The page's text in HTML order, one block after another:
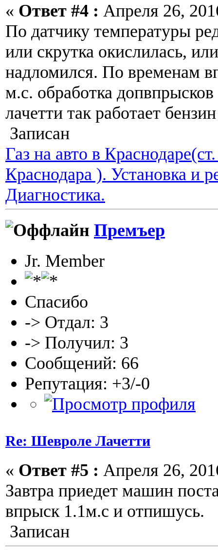
« Ответ #4 : Апреля 26,
По датчику температуры
или скрутка окислилась,
надломился. По временам
м.с. обработка
лачетти так работает бензин
Записан
Газ на авто в
Краснодара ). Установка и
Диагностика.
Премъер
Jr. Member
Спасибо
-> Отдал: 3
-> Получил: 3
Сообщений: 66
Репутация: +3/-0
Re: Шевроле Лачетти
« Ответ #5 : Апреля 26,
Завтра приедет машин
впрыск 1.1м.с и отпишусь.
Записан